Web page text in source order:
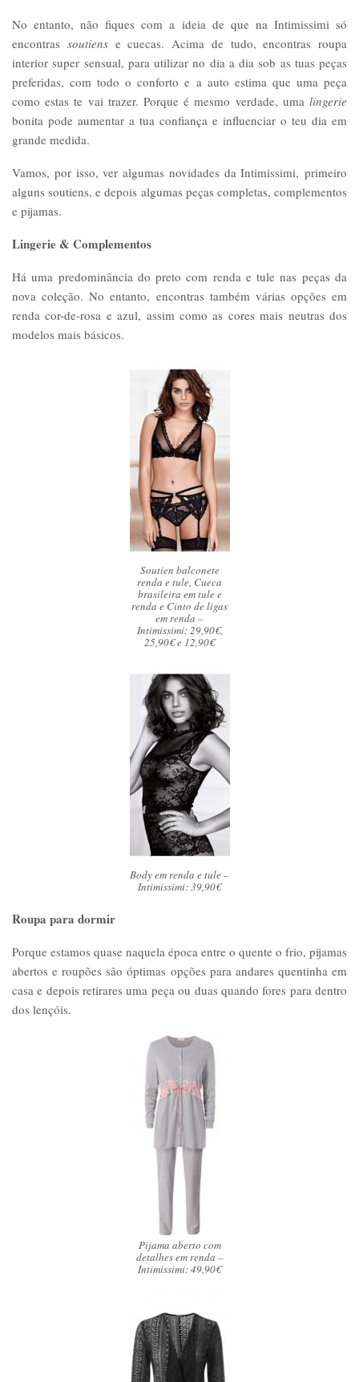
No entanto, não fiques com a ideia de que na Intimissimi só
encontras soutiense cuecas. Acima de tudo, encontras roupa
interior super sensual, para utilizar no dia a dia sob as tuas peças
preferidas, com todo o conforto e a auto estima que uma peça
como estas te vai trazer. Porque é mesmo verdade, uma lingerie
bonita pode aumentar a tua confiança e influenciar o teu dia em
grande medida.
Vamos, por isso, ver algumas novidades da Intimissimi, primeiro
alguns soutiens, e depois algumas peças completas, complementos
e pijamas.
Lingerie & Complementos
Há uma predominância do preto com renda e tule nas peças da
nova coleção. No entanto, encontras também várias opções em
renda cor-de-rosa e azul, assim como as cores mais neutras dos
modelos mais básicos.
Soutien balconete
renda e tule, Cueca
brasileira em tule e
renda e Cinto de ligas
em renda –
Intimissimi: 29,90€,
25,90€ e 12,90€
Body em renda e tule –
Intimissimi: 39,90€
Roupa para dormir
Porque estamos quase naquela época entre o quente o frio, pijamas
abertos e roupões são óptimas opções para andares quentinha em
casa e depois retirares uma peça ou duas quando fores para dentro
dos lençóis.
Pijama aberto com
detalhes em renda –
Intimissimi: 49,90€